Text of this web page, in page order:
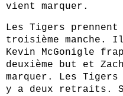
vient marquer.
Les Tigers
troisième
Kevin McGonigle
deuxième but et
marquer. Les
y a deux retraits.